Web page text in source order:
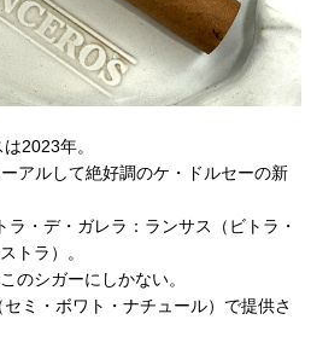
2023年。
アルして絶好調のケ・ドルセーの新
・デ・ガレラ：ランサス（ビトラ・
トラ）。
のシガーにしかない。
ミ・ボワト・ナチュール）で提供さ